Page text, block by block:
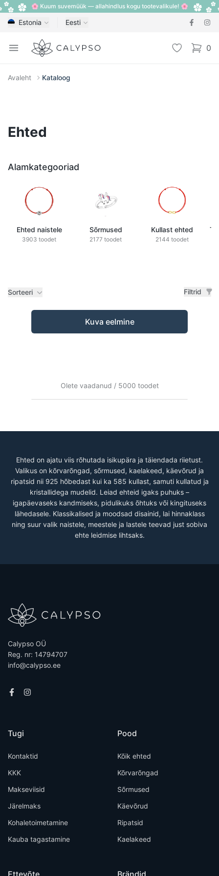
🌸 Kuum suvemüük — allahindlus kogu tootevalikule! 🌸
Estonia Eesti
Open menu
Calypso Lemmik 0
items
Avaleht Kataloog
Ehted
Alamkategooriad
Ehted naistele
3903 toodet
Sõrmused
2177 toodet
Kullast ehted
2144 toodet
Ehted on ajatu viis rõhutada isikupära ja täiendada riietust.
Valikus on kõrvarõngad, sõrmused, kaelakeed, käevõrud ja
ripatsid nii 925 hõbedast kui ka 585 kullast, samuti kullatud ja
kristallidega mudelid. Leiad ehteid igaks puhuks –
igapäevaseks kandmiseks, pidulikuks õhtuks või kingituseks
lähedasele. Klassikalised ja moodsad disainid, lai hinnaklass
ning suur valik naistele, meestele ja lastele teevad just sobiva
ehte leidmise lihtsaks.
Sorteeri Filtrid
Tooted
Kuva eelmine
Olete vaadanud / 5000 toodet
Calypso OÜ
Reg. nr: 14794707
info@calypso.ee
Tugi
Kontaktid
KKK
Makseviisid
Järelmaks
Kohaletoimetamine
Kauba tagastamine
Ettevõte
Pood
Kõik ehted
Kõrvarõngad
Sõrmused
Käevõrud
Ripatsid
Kaelakeed
Brändid